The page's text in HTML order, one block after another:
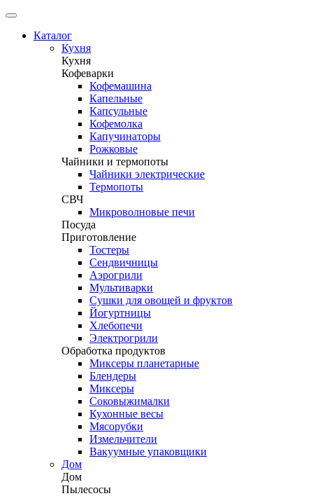
Каталог
Кухня
Кухня
Кофеварки
Кофемашина
Капельные
Капсульные
Кофемолка
Капучинаторы
Рожковые
Чайники и термопоты
Чайники электрические
Термопоты
СВЧ
Микроволновые печи
Посуда
Приготовление
Тостеры
Сендвичницы
Аэрогрили
Мультиварки
Сушки для овощей и фруктов
Йогуртницы
Хлебопечи
Электрогрили
Обработка продуктов
Миксеры планетарные
Блендеры
Миксеры
Соковыжималки
Кухонные весы
Мясорубки
Измельчители
Вакуумные упаковщики
Дом
Дом
Пылесосы